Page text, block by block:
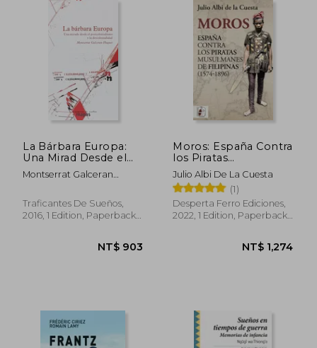
NT$ 911 NT$
La Bárbara Europa:
Una Mirad Desde el
Postcolonialismo y la
Decolonialidad (in
Montserrat Galceran
Traficantes De Sueños,
2016, 1 Edition, Paperback,
Moros: España Contra
los Piratas
Musulmanes de
Filipinas (1574-1896)
(in Spanish)
Julio Albi De La Cuesta
(1)
Desperta Ferro Ediciones,
2022, 1 Edition, Paperback,